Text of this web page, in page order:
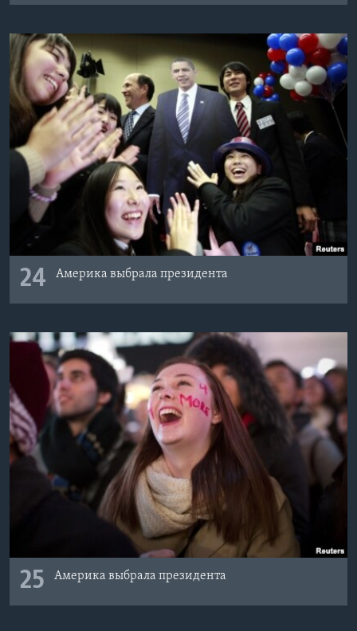
24 Америка выбрала президента
25 Америка выбрала президента